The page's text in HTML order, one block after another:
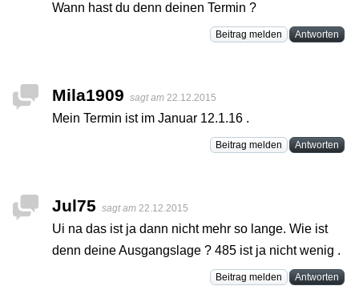
Wann hast du denn deinen Termin ?
Beitrag melden Antworten
Mila1909 sagt am 22.12.2015
Mein Termin ist im Januar 12.1.16 .
Beitrag melden Antworten
Jul75 sagt am 22.12.2015
Ui na das ist ja dann nicht mehr so lange. Wie ist
denn deine Ausgangslage ? 485 ist ja nicht wenig .
Beitrag melden Antworten